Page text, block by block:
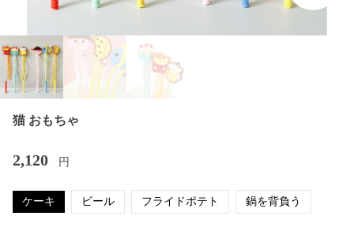
猫 おもちゃ
2,120 円
ケーキ ビール フライドポテト 鍋を背負う